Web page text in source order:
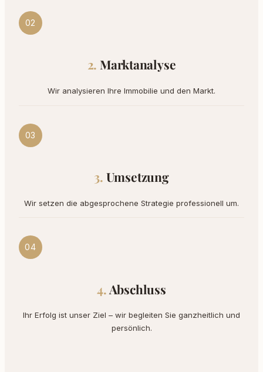
02
Marktanalyse
Wir analysieren Ihre Immobilie und den Markt.
03
Umsetzung
Wir setzen die abgesprochene Strategie professionell um.
04
Abschluss
Ihr Erfolg ist unser Ziel – wir begleiten Sie ganzheitlich und
persönlich.